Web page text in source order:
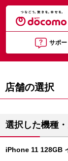
サポー
店舗の選択
選択した機種
iPhone 11 128GB